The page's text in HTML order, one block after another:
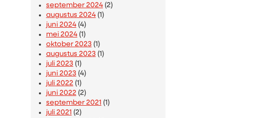
september 2024(2)
augustus 2024(1)
juni 2024(4)
mei 2024(1)
oktober 2023(1)
augustus 2023(1)
juli 2023(1)
juni 2023(4)
juli 2022(1)
juni 2022(2)
september 2021 (1)
juli 2021 (2)